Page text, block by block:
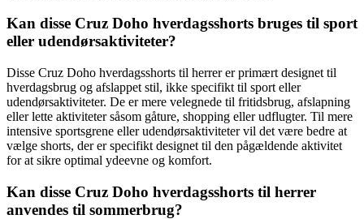
Kan disse Cruz Doho hverdagsshorts bruges til sport
eller udendørsaktiviteter?
Disse Cruz Doho hverdagsshorts til herrer er primært designet til
hverdagsbrug og afslappet stil, ikke specifikt til sport eller
udendørsaktiviteter. De er mere velegnede til fritidsbrug, afslapning
eller lette aktiviteter såsom gåture, shopping eller udflugter. Til mere
intensive sportsgrene eller udendørsaktiviteter vil det være bedre at
vælge shorts, der er specifikt designet til den pågældende aktivitet
for at sikre optimal ydeevne og komfort.
Kan disse Cruz Doho hverdagsshorts til herrer
anvendes til sommerbrug?